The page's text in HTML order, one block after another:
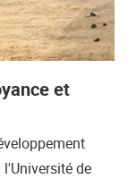
et
de